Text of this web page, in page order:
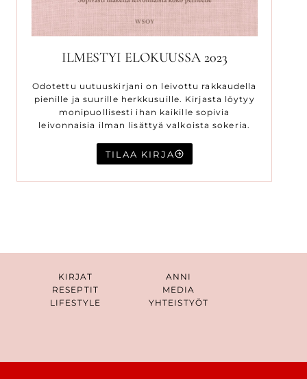
ILMESTYI ELOKUUSSA 2023
Odotettu uutuuskirjani on leivottu rakkaudella
pienille ja suurille herkkusuille. Kirjasta löytyy
monipuollisesti ihan kaikille sopivia
leivonnaisia ilman lisättyä valkoista sokeria.
TILAA KIRJA
KIRJAT
RESEPTIT
LIFESTYLE
ANNI
MEDIA
YHTEISTYÖT